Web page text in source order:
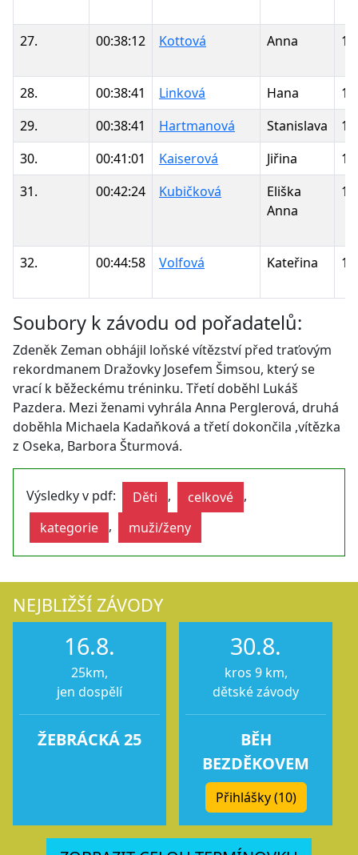
27. 00:38:12 Kottová Anna
28. 00:38:41 Linková Hana
29.
00:38:41 Hartmanová Stanislava
30.
00:41:01 Kaiserová Jiřina
31.
00:42:24 Kubičková
Eliška
Anna
32. 00:44:58 Volfová Kateřina
Soubory k závodu od pořadatelů:
Zdeněk Zeman obhájil loňské vítězství před traťovým
rekordmanem Dražovky Josefem Šimsou, který se
vrací k běžeckému tréninku. Třetí doběhl Lukáš
Pazdera. Mezi ženami vyhrála Anna Perglerová, druhá
doběhla Michaela Kadaňková a třetí dokončila ,vítězka
z Oseka, Barbora Šturmová.
Výsledky v pdf: Děti , celkové
,
kategorie
, muži/ženy
NEJBLIŽŠÍ ZÁVODY
16.8.
25km,
jen dospělí
ŽEBRÁCKÁ 25
30.8.
kros 9 km,
dětské závody
BĚH
BEZDĚKOVEM
Přihlášky (10)